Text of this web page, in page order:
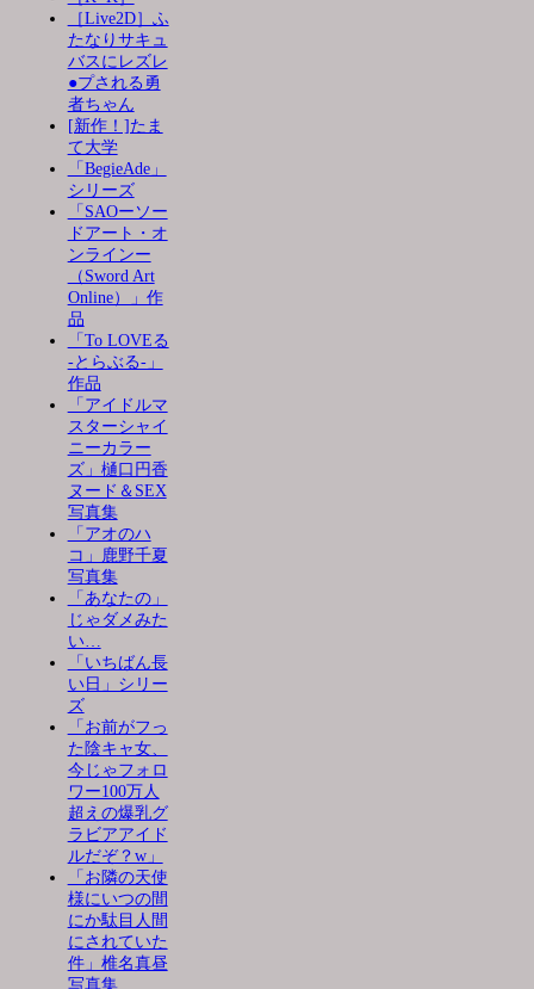
［Live2D］ふ
たなりサキュ
バスにレズレ
●プされる勇
者ちゃん
[新作！]たま
て大学
「BegieAde」
シリーズ
「SAOーソー
ドアート・オ
ンラインー
（Sword Art
Online）」作
品
「To LOVEる
-とらぶる-」
作品
「アイドルマ
スターシャイ
ニーカラー
ズ」樋口円香
ヌード＆SEX
写真集
「アオのハ
コ」鹿野千夏
写真集
「あなたの」
じゃダメみた
い…
「いちばん長
い日」シリー
ズ
「お前がフっ
た陰キャ女、
今じゃフォロ
ワー100万人
超えの爆乳グ
ラビアアイド
ルだぞ？w」
「お隣の天使
様にいつの間
にか駄目人間
にされていた
件」椎名真昼
写真集